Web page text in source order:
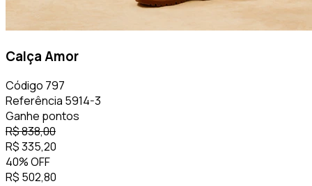
Calça Amor
Código 797
Referência 5914-3
Ganhe pontos
R$838,00
R$335,20
40%OFF
R$ 502,80